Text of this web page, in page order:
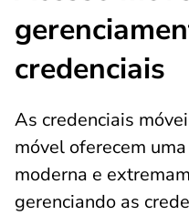
credenciais
As credenciais
móvel oferecem
moderna e
gerenciando as